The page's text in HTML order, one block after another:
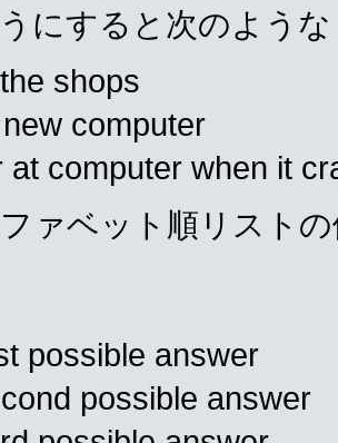
うにすると次のよう
shops
computer
at computer when it
ァベット順リスト
possible answer
possible answer